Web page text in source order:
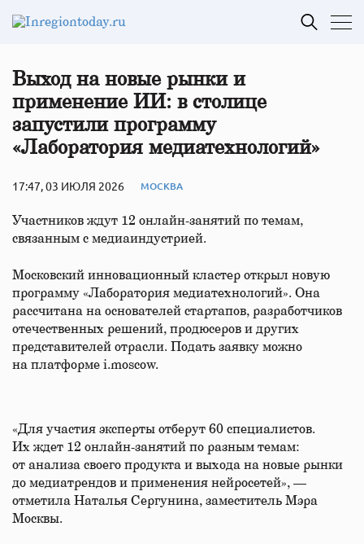
Выход на новые рынки и
применение ИИ: в столице
запустили программу
«Лаборатория медиатехнологий»
17:47, 03 ИЮЛЯ 2026 МОСКВА
Участников ждут 12 онлайн-занятий по темам,
связанным с медиаиндустрией.
Московский инновационный кластер открыл новую
программу «Лаборатория медиатехнологий». Она
рассчитана на основателей стартапов, разработчиков
отечественных решений, продюсеров и других
представителей отрасли. Подать заявку можно
на платформе i.moscow.
«Для участия эксперты отберут 60 специалистов.
Их ждет 12 онлайн-занятий по разным темам:
от анализа своего продукта и выхода на новые рынки
до медиатрендов и применения нейросетей», —
отметила Наталья Сергунина, заместитель Мэра
Москвы.